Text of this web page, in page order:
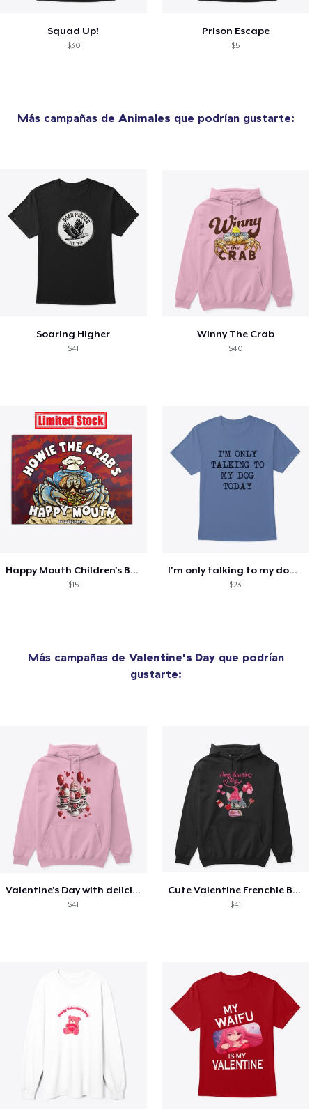
Squad Up!
$30
Prison Escape
$5
Más campañas de Animales que podrían gustarte:
Soaring Higher
$41
Winny The Crab
$40
Happy Mouth Children's Book
$15
I'm only talking to my dog today
$23
Más campañas de Valentine's Day que podrían
gustarte:
Valentine's Day with delicious food
$41
Cute Valentine Frenchie Bulldog
$41